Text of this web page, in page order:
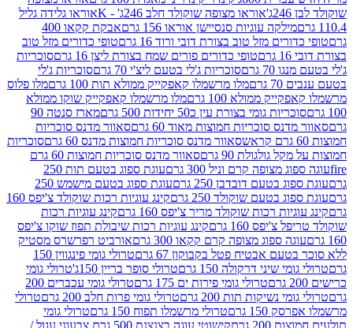
אוראו מצופה שוקולד חלב 246ג' - K
אוראו גלידה גליל
מילקה עוגיות סנסיישן אוראו 156 גרם
אבקת קקאו 400
מזל טוב בצורת דובי ורוד 16 גרם
טופי כדורים מזל טוב
טופי כדורים פורים שמח בצורת ליצן 16 גרם
סוכריות
גרם
סוכריות ג'לי בטעם ליצ'י 70 גרם
סוכריות ג'לי
מלו מרשמלו קאפקייק ממולא תות 100 גרם
מלו פלוס
ממולא 100 גרם
מלו מרשמלו קאפקייק שוקו ממולא
גומי בצורת עין כ50 יחידות 500 גרם
מארז סנטה 90
סוכריות חמוצות מאוד 60 גרם
סאוור מדנס סוכריות
סאוור מדנס סוכריות חמוצות מדנס 60 גרם
סוכריות
גולגולת 90 גרם
סאוור מדנס סוכריות חמוצות 60 גרם
מצופה קרם וניל 300 גרם
עוגת ספוג בטעם תות 250
בטעם דובדבן 250 גרם
עוגת ספוג בטעם מישמש 250
בטעם שוקולד 250 גרם
קינג עוגיות רכות שוקולד צ'יפס 160
רכות שוקולד מריר צ'יפס 160 גרם
קינג עוגיות רכות
160 גרם
קינג עוגיות רכות שיבולת תפוז שוקו צ'יפס
ספוג מצופה קרם קקאו 300 גרם
אורביט רפרשרס מסטיק
אבטיח פטל בקבוקון 67 גרם
טרולי גומי פינגווין 150
שיני דרקולה 150 גרם
טרולי סופר בריין 150ג'
טרולי גומי
טרולי גומי פירות ים 175 גרם
טרולי גומי עכברים 200
נשיקות תות 200 גרם
טרולי גומי פרות חלב 200 גרם
טרולי
גרם
טרולי מרשמלו תפוח 150 גרם
טרולי גומי
גרם
קישוטי עוגה בצנצנת 500 גרם צבעוני עגול /